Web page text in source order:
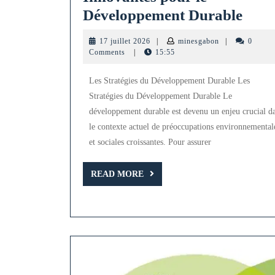
Développement Durable
pour
le
17 juillet 2026 17
juillet
minesgabon minesgabon
0
Comments
15:55
Les Stratégies du Développement Durable Les
Stratégies du Développement Durable Le
développement durable est devenu un enjeu crucial
le contexte actuel de préoccupations
et sociales croissantes. Pour assurer
READ MORE
READ
MORE